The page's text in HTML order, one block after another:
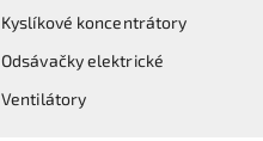
Kyslíkové koncentrátory
Odsávačky elektrické
Ventilátory